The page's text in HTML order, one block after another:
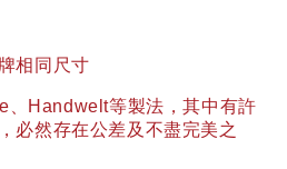
相同尺寸
Handwelt等製法，其中有許
必然存在公差及不盡完美之